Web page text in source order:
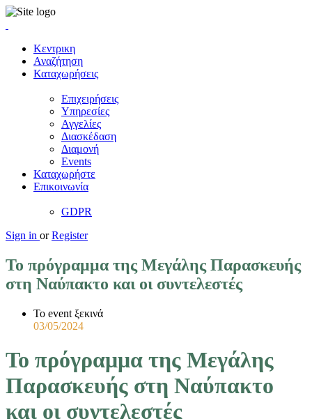
Κεντρικη
Αναζήτηση
Καταχωρήσεις
Επιχειρήσεις
Υπηρεσίες
Αγγελίες
Διασκέδαση
Διαμονή
Events
Καταχωρήστε
Επικοινωνία
GDPR
Sign in or Register
Το πρόγραμμα της Μεγάλης Παρασκευής
στη Ναύπακτο και οι συντελεστές
Το event ξεκινά
03/05/2024
Το πρόγραμμα της Μεγάλης
Παρασκευής στη Ναύπακτο
και οι συντελεστές